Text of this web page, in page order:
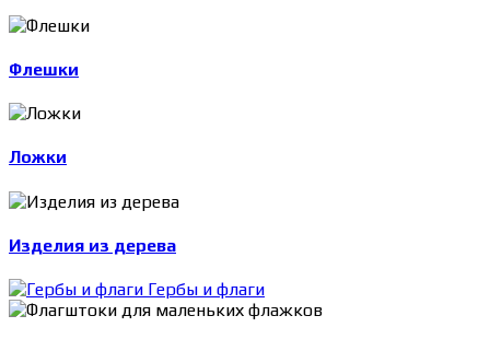
Флешки
Ложки
Изделия из дерева
Гербы и флаги